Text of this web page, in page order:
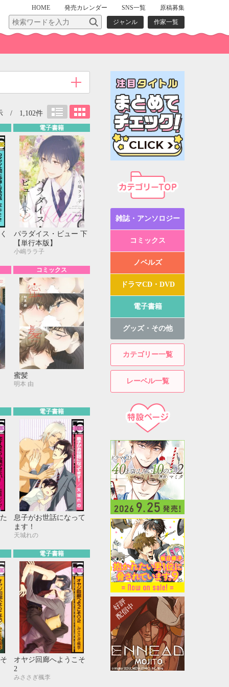
HOME 発売カレンダー SNS一覧
原稿募集
ジャンル
作家一覧
示 / 1,102件
電子書籍
パラダイス・ビュー 下
【単行本版】
小嶋ララ子
コミックス
蜜髪
明本 由
電子書籍
息子がお世話になって
ます！
天城れの
電子書籍
オヤジ回廊へようこそ
2
みささぎ楓李
雑誌・アンソロジー
コミックス
ノベルズ
ドラマCD・DVD
電子書籍
グッズ・その他
カテゴリー一覧
レーベル一覧